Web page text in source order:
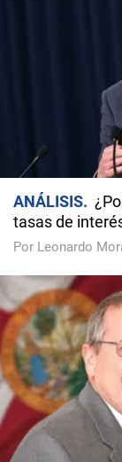
ANÁLISIS
tasas de
Por Leonardo